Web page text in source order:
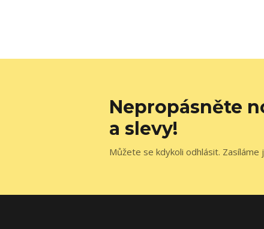
Nepropásněte
a slevy!
Můžete se kdykoli odhlásit. Zasíláme